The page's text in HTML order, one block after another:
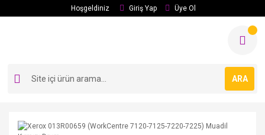
Hoşgeldiniz Giriş Yap Üye Ol
ARA